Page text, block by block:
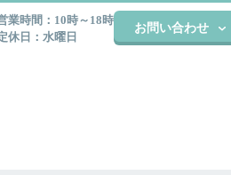
業時間：10時～18時
休日：水曜日
お問い合わせ